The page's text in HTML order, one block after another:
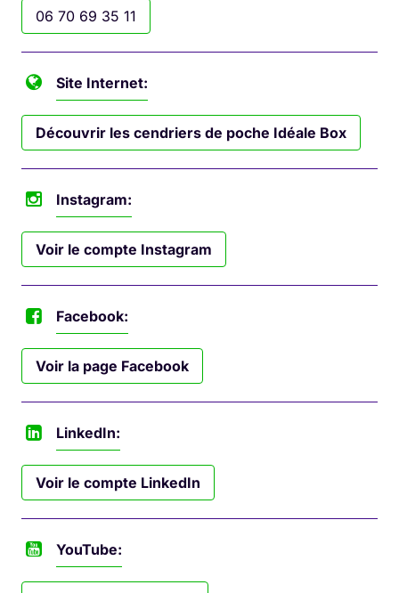
06 70 69 35 11
Site Internet:
Découvrir les cendriers de poche Idéale Box
Instagram:
Voir le compte Instagram
Facebook:
Voir la page Facebook
LinkedIn:
Voir le compte LinkedIn
YouTube: